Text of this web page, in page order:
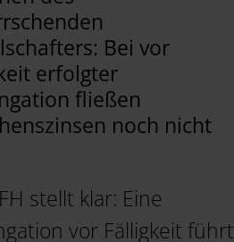
Bei vor
erfolgter
fließen
noch nicht
stellt klar: Eine
vor Fälligkeit führt